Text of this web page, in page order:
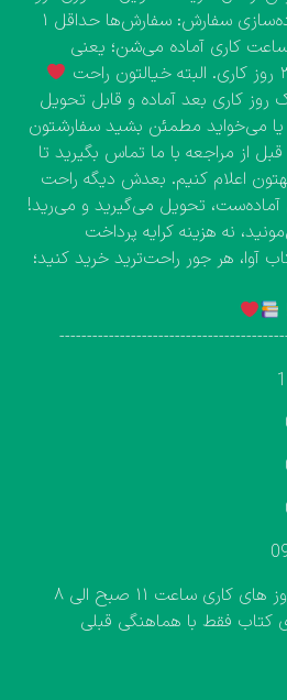
زمان آماده‌سازی سفارش: سفارش‌ها حداقل ۱
و حداکثر تا ۷۲ ساعت کاری آماده می‌شن؛ یعنی
روز کاری بعد آماده و قابل تحویل
یا می‌خواید مطمئن بشید سفارشتون
از مراجعه با ما تماس بگیرید تا
اعلام کنیم. بعدش دیگه راحت
تحویل می‌گیرید و می‌رید!
نه هزینه کرایه پرداخت
آوا، هر جور راحت‌ترید خرید کنید؛
ساعت کاری فروشگاه: روز های کاری ساعت ۱۱ صبح الی ۸
فقط با هماهنگی قبلی